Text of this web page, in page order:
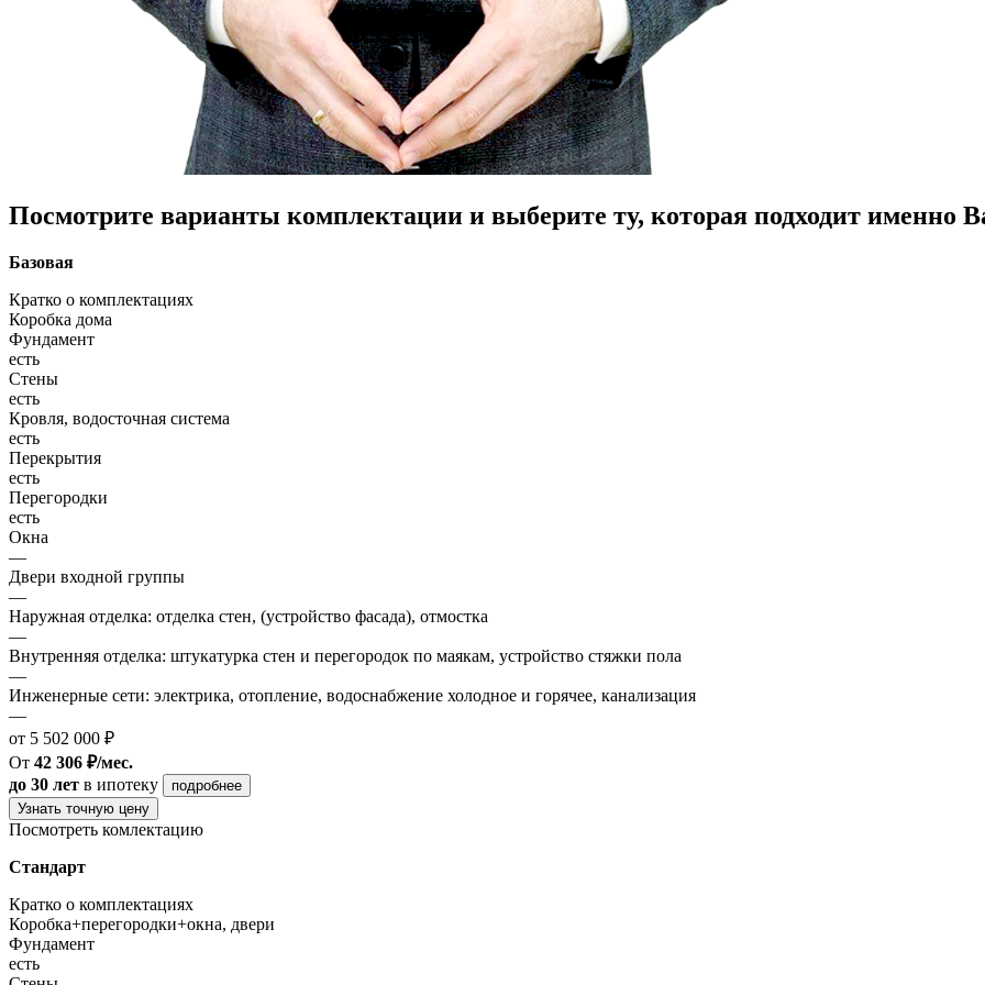
Посмотрите варианты комплектации и выберите ту, которая подходит именно
Базовая
Кратко о комплектациях
Коробка дома
Фундамент
есть
Стены
есть
Кровля, водосточная система
есть
Перекрытия
есть
Перегородки
есть
Окна
—
Двери входной группы
—
Наружная отделка: отделка стен, (устройство фасада), отмостка
—
Внутренняя отделка: штукатурка стен и перегородок по маякам, устройство стяжки пола
—
Инженерные сети: электрика, отопление, водоснабжение холодное и горячее, канализация
—
от 5 502 000 ₽
От 42 306 ₽/мес.
до 30 лет в ипотеку
подробнее
Узнать точную цену
Посмотреть комлектацию
Стандарт
Кратко о комплектациях
Коробка+перегородки+окна, двери
Фундамент
есть